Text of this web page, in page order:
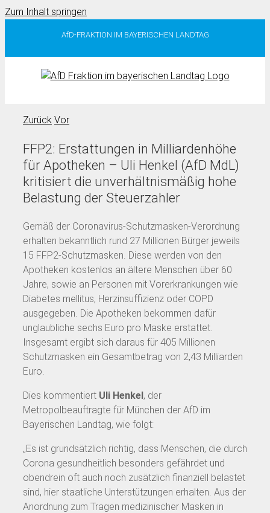
Zum Inhalt springen
AfD-FRAKTION IM BAYERISCHEN LANDTAG
Zurück Vor
FFP2: Erstattungen in Milliardenhöhe
für Apotheken – Uli Henkel (AfD MdL)
kritisiert die unverhältnismäßig hohe
Belastung der Steuerzahler
Gemäß der Coronavirus-Schutzmasken-Verordnung
erhalten bekanntlich rund 27 Millionen Bürger jeweils
15 FFP2-Schutzmasken. Diese werden von den
Apotheken kostenlos an ältere Menschen über 60
Jahre, sowie an Personen mit Vorerkrankungen wie
Diabetes mellitus, Herzinsuffizienz oder COPD
ausgegeben. Die Apotheken bekommen dafür
unglaubliche sechs Euro pro Maske erstattet.
Insgesamt ergibt sich daraus für 405 Millionen
Schutzmasken ein Gesamtbetrag von 2,43 Milliarden
Euro.
Dies kommentiert Uli Henkel, der
Metropolbeauftragte für München der AfD im
Bayerischen Landtag, wie folgt:
„Es ist grundsätzlich richtig, dass Menschen, die durch
Corona gesundheitlich besonders gefährdet und
obendrein oft auch noch zusätzlich finanziell belastet
sind, hier staatliche Unterstützungen erhalten. Aus der
Anordnung zum Tragen medizinischer Masken in